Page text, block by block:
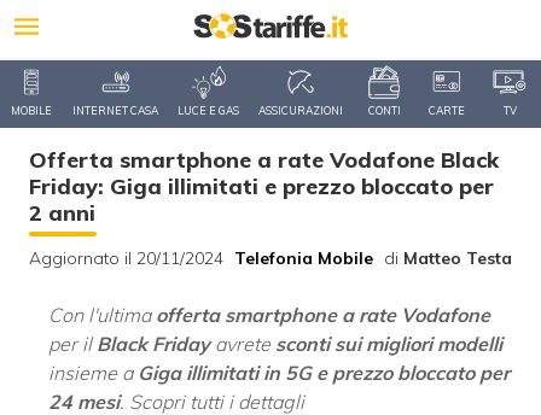
MOBILE INTERNET CASA LUCE E GAS ASSICURAZIONI CONTI CARTE TV
Offerta smartphone a rate Vodafone Black
Friday: Giga illimitati e prezzo bloccato per
2 anni
Aggiornato il 20/11/2024 Telefonia Mobile di Matteo Testa
Con l'ultima offerta smartphone a rate Vodafone
per il Black Fridayavrete sconti sui migliori modelli
insieme aGiga illimitati in 5G e prezzo bloccato per
24 mesi. Scopri tutti i dettagli